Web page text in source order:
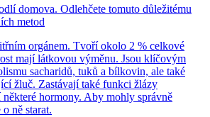
domova. Odlehčete tomuto důležitému
metod
orgánem. Tvoří okolo 2 % celkové
mají látkovou výměnu. Jsou klíčovým
sacharidů, tuků a bílkovin, ale také
žluč. Zastávají také funkci žlázy
hormony. Aby mohly správně
ně starat.